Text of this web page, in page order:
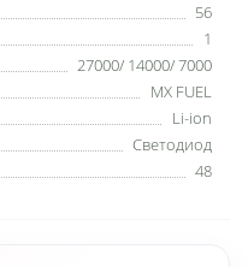
56
1
27000/ 14000/ 7000
MX FUEL
Li-ion
Светодиод
48